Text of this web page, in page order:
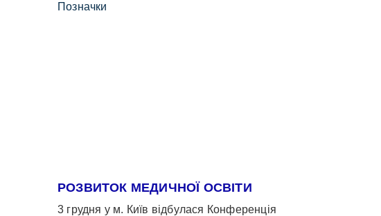
Позначки
РОЗВИТОК МЕДИЧНОЇ ОСВІТИ
3 грудня у м. Київ відбулася Конференція